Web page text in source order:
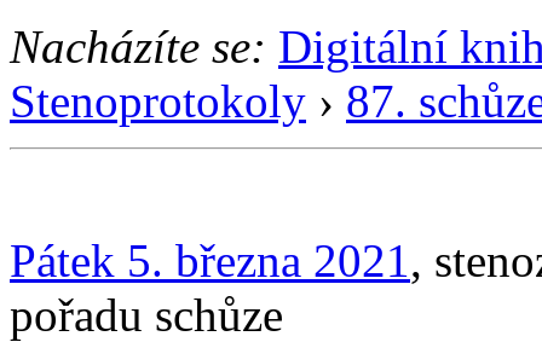
Nacházíte se: Digitální
Stenoprotokoly › 87.
Pátek 5. března 2021,
pořadu schůze